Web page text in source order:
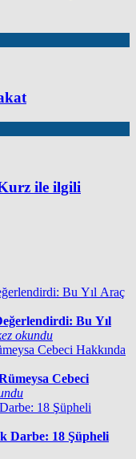
ile ilgili
Bu Yıl
okundu
Cebeci
Darbe: 18 Şüpheli